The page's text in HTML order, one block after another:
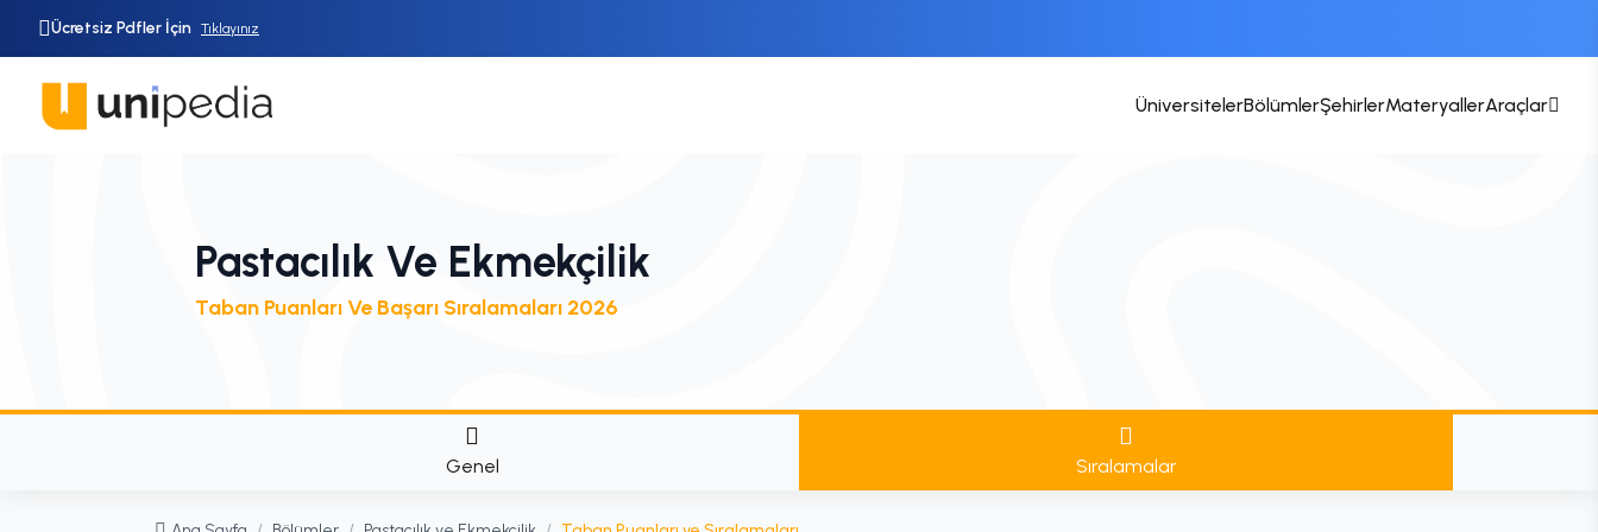
Ücretsiz Pdfler İçin Tıklayınız
ÜniversitelerBölümlerŞehirlerMateryallerAraçlar
Pastacılık Ve Ekmekçilik
Taban Puanları Ve Başarı Sıralamaları 2026
Genel Sıralamalar